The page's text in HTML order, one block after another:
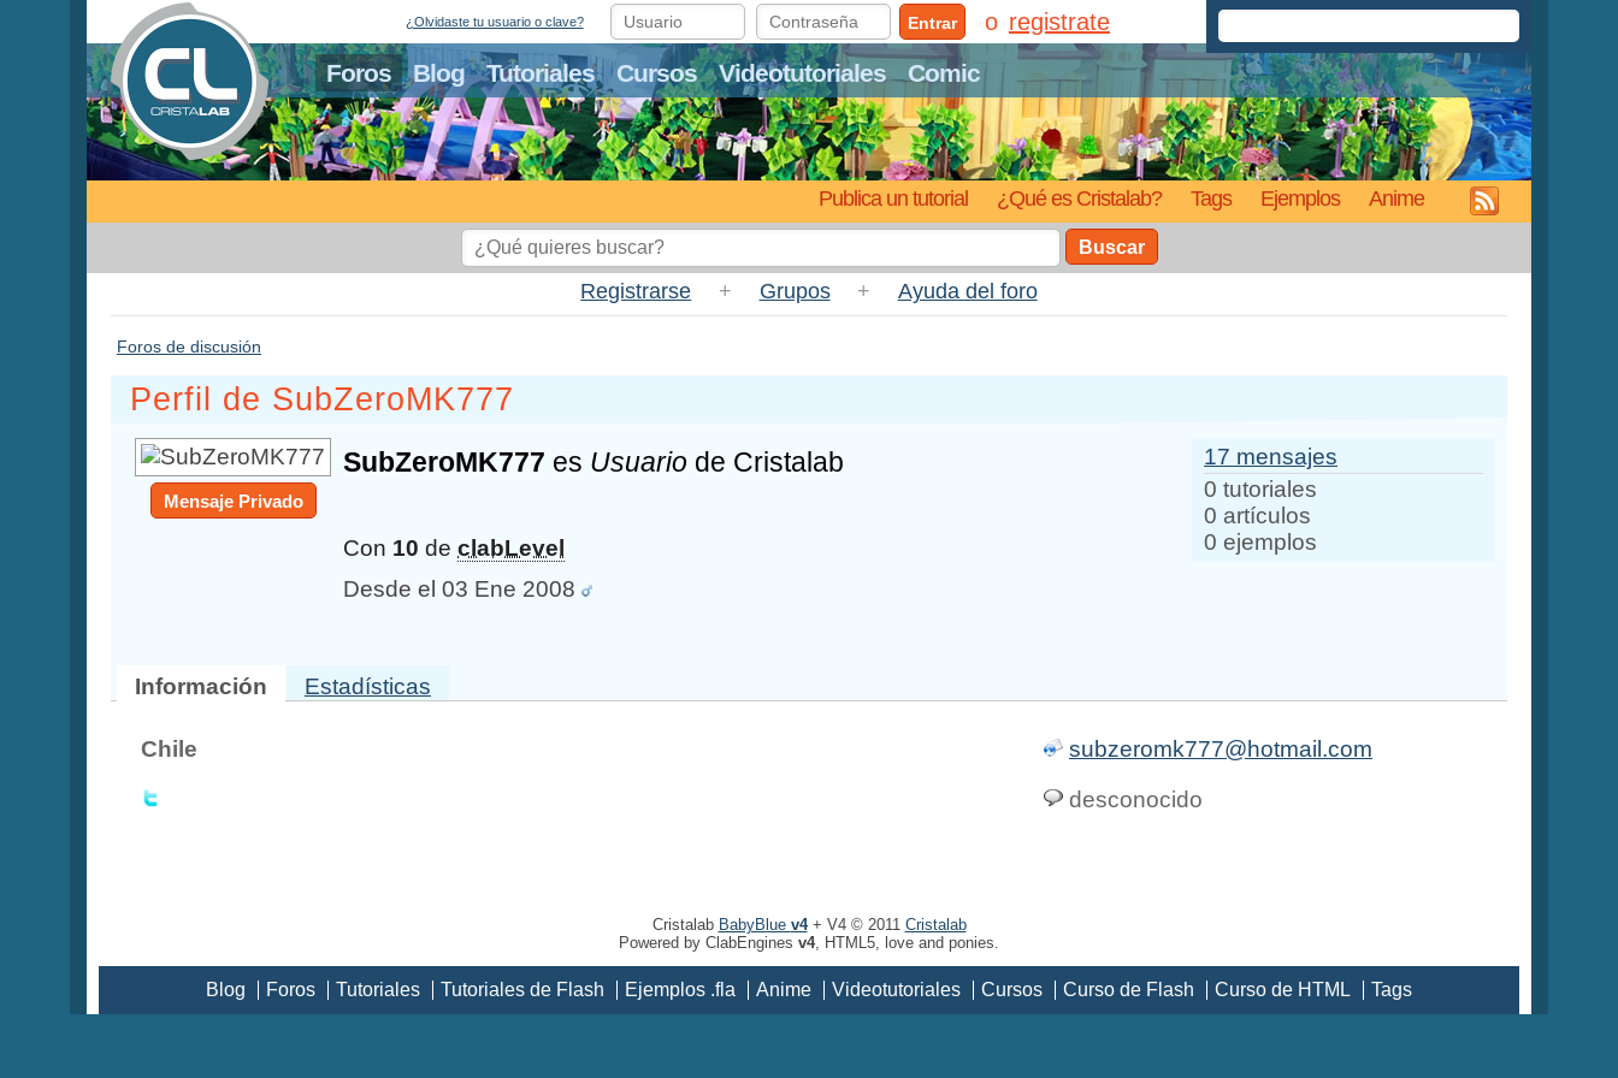
Foros Blog Tutoriales Cursos Videotutoriales Comic
Publica un tutorial ¿Qué es Cristalab? Tags Ejemplos Anime
¿Olvidaste tu usuario o clave? Entrar registrate
Buscar
Registrarse + Grupos + Ayuda del foro
Foros de discusión
Perfil de SubZeroMK777
Mensaje Privado
SubZeroMK777 es Usuario de Cristalab
Con 10 de clabLevel
Desde el 03 Ene 2008
17 mensajes
0 tutoriales
0 artículos
0 ejemplos
Información Estadísticas
Chile
subzeromk777@hotmail.com
desconocido
Cristalab BabyBlue v4+ V4 © 2011 Cristalab
Powered by ClabEngines v4, HTML5, love and ponies.
Blog Foros Tutoriales Tutoriales de Flash Ejemplos .fla Anime Videotutoriales Cursos Curso de Flash Curso de HTML Tags